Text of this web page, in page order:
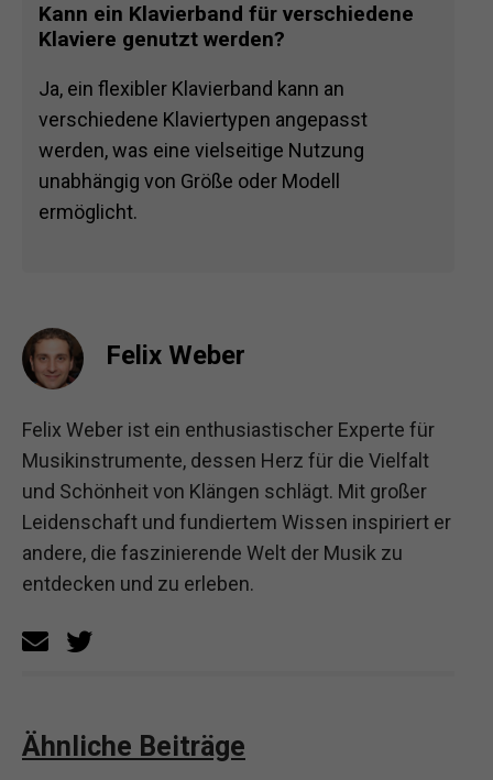
Kann ein Klavierband für verschiedene
Klaviere genutzt werden?
Ja, ein flexibler Klavierband kann an
verschiedene Klaviertypen angepasst
werden, was eine vielseitige Nutzung
unabhängig von Größe oder Modell
ermöglicht.
Felix Weber
Felix Weber ist ein enthusiastischer Experte für
Musikinstrumente, dessen Herz für die Vielfalt
und Schönheit von Klängen schlägt. Mit großer
Leidenschaft und fundiertem Wissen inspiriert er
andere, die faszinierende Welt der Musik zu
entdecken und zu erleben.
Ähnliche Beiträge